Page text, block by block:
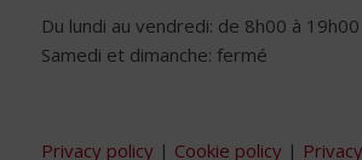
Du lundi au vendredi: de 8h00 à 19h00
Samedi et dimanche: fermé
Privacy policy| Cookie policy|